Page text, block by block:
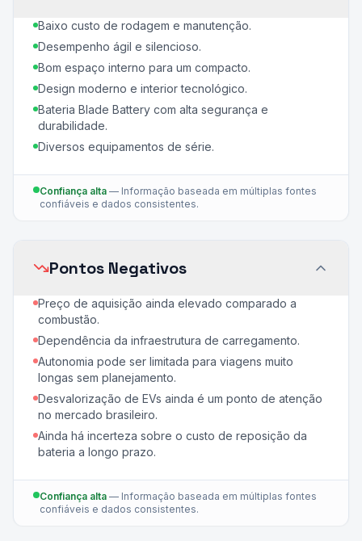
Baixo custo de rodagem e manutenção.
Desempenho ágil e silencioso.
Bom espaço interno para um compacto.
Design moderno e interior tecnológico.
Bateria Blade Battery com alta segurança e
durabilidade.
Diversos equipamentos de série.
Confiança alta — Informação baseada em múltiplas fontes
confiáveis e dados consistentes.
Pontos Negativos
Preço de aquisição ainda elevado comparado a
combustão.
Dependência da infraestrutura de carregamento.
Autonomia pode ser limitada para viagens muito
longas sem planejamento.
Desvalorização de EVs ainda é um ponto de atenção
no mercado brasileiro.
Ainda há incerteza sobre o custo de reposição da
bateria a longo prazo.
Confiança alta — Informação baseada em múltiplas fontes
confiáveis e dados consistentes.